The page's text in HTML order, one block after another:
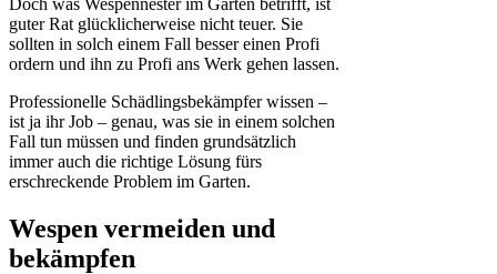
Doch was Wespennester im Garten betrifft, ist
guter Rat glücklicherweise nicht teuer. Sie
sollten in solch einem Fall besser einen Profi
ordern und ihn zu Profi ans Werk gehen lassen.
Professionelle Schädlingsbekämpfer wissen –
ist ja ihr Job – genau, was sie in einem solchen
Fall tun müssen und finden grundsätzlich
immer auch die richtige Lösung fürs
erschreckende Problem im Garten.
Wespen vermeiden und
bekämpfen